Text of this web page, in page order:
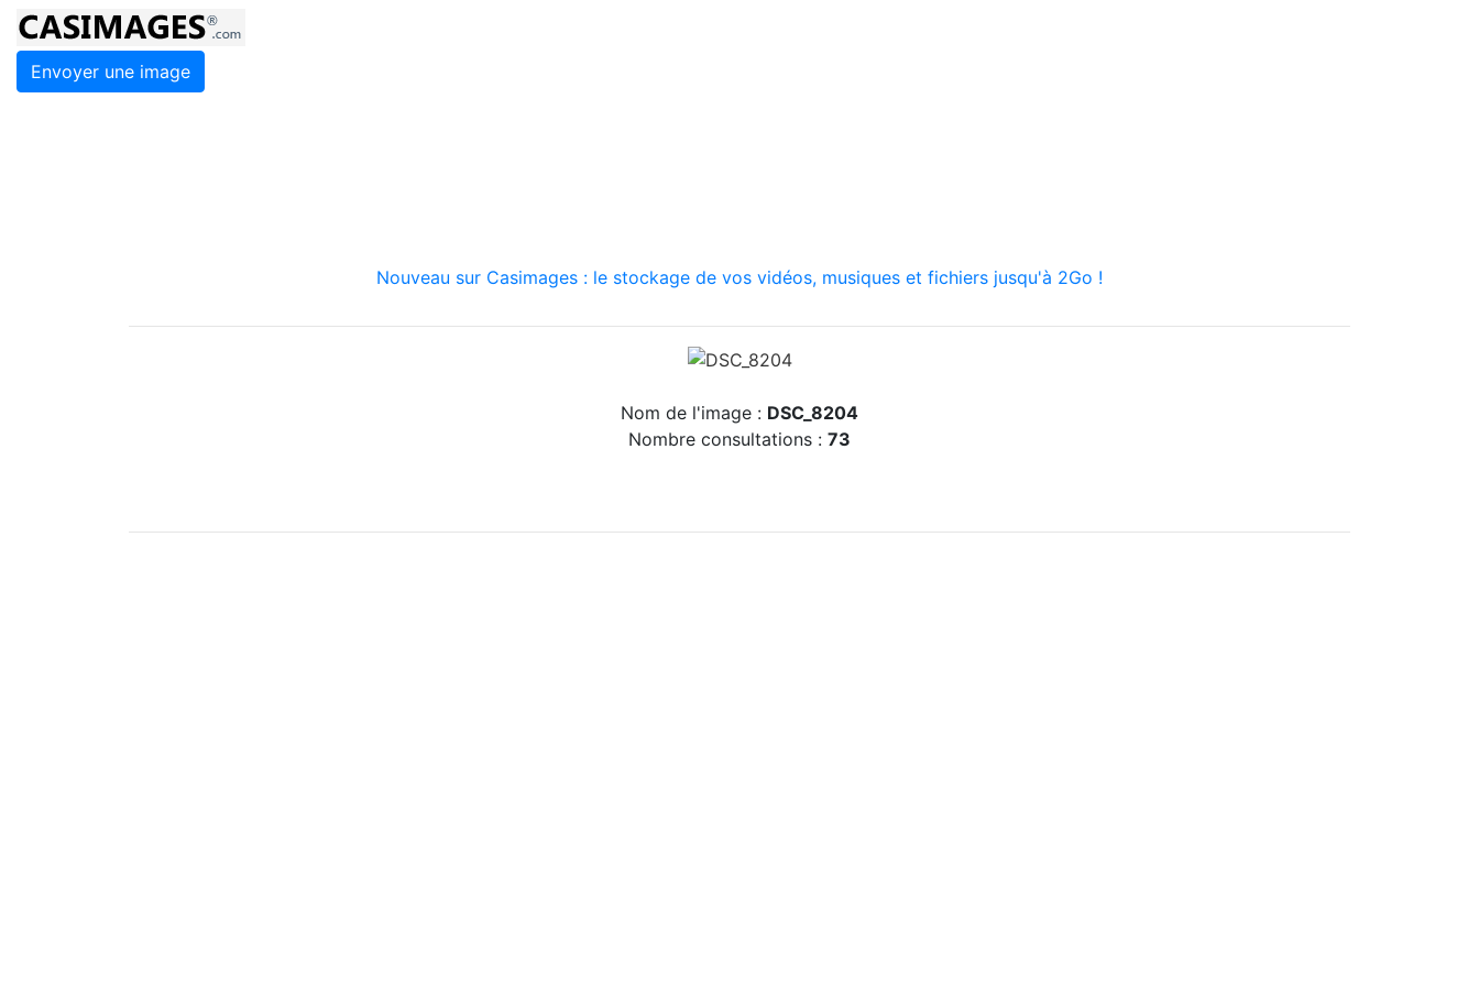
Envoyer une image
Nouveau sur Casimages : le stockage de vos vidéos, musiques et fichiers jusqu'à 2Go !
Nom de l'image : DSC_8204
Nombre consultations : 73